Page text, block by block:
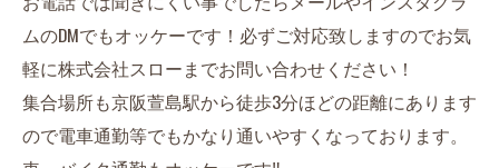
ムのDMでもオッケーです！必ずご対応致しますのでお気
軽に株式会社スローまでお問い合わせください！
集合場所も京阪萱島駅から徒歩3分ほどの距離にあります
ので電車通勤等でもかなり通いやすくなっております。